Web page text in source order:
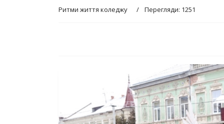
Ритми життя коледжу Перегляди: 1251